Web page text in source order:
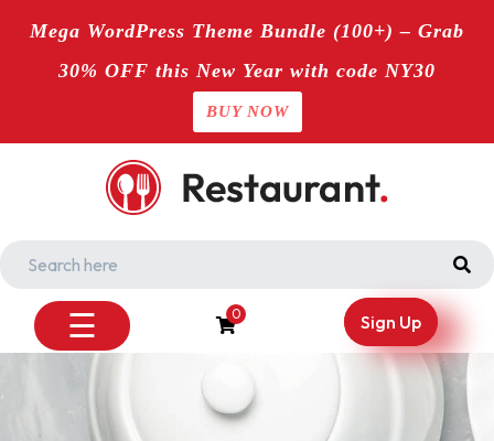
Mega WordPress Theme Bundle (100+) – Grab
30% OFF this New Year with code NY30
BUY NOW
☰ 0 Sign Up